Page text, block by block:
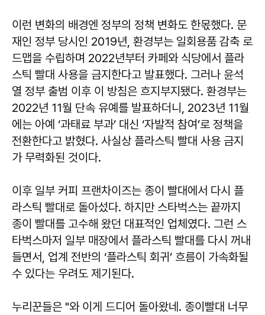
이런 변화의 배경엔 정부의 정책 변화도 한몫했다. 문
재인 정부 당시인 2019년, 환경부는 일회용품 감축 로
드맵을 수립하며 2022년부터 카페와 식당에서 플라
스틱 빨대 사용을 금지한다고 발표했다. 그러나 윤석
열 정부 출범 이후 이 방침은 흐지부지됐다. 환경부는
2022년 11월 단속 유예를 발표하더니, 2023년 11월
에는 아예 ‘과태료 부과’ 대신 ‘자발적 참여’로 정책을
전환한다고 밝혔다. 사실상 플라스틱 빨대 사용 금지
가 무력화된 것이다.
이후 일부 커피 프랜차이즈는 종이 빨대에서 다시 플
라스틱 빨대로 돌아섰다. 하지만 스타벅스는 끝까지
종이 빨대를 고수해 왔던 대표적인 업체였다. 그런 스
타벅스마저 일부 매장에서 플라스틱 빨대를 다시 꺼내
들면서, 업계 전반의 ‘플라스틱 회귀’ 흐름이 가속화될
수 있다는 우려도 제기된다.
누리꾼들은 "와 이게 드디어 돌아왔네. 종이빨대 너무